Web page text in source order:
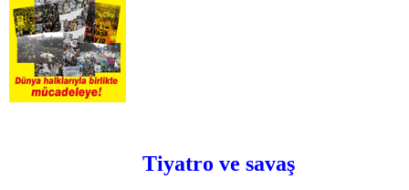
Tiyatro ve savaş